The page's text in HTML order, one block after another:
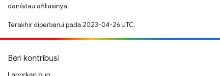
dan/atau afiliasinya.
Terakhir diperbarui pada 2023-04-26 UTC.
Beri kontribusi